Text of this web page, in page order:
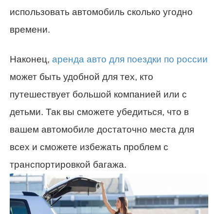
использовать автомобиль сколько угодно
времени.
Наконец, аренда авто для поездки по россии
может быть удобной для тех, кто
путешествует большой компанией или с
детьми. Так вы сможете убедиться, что в
вашем автомобиле достаточно места для
всех и сможете избежать проблем с
транспортировкой багажа.